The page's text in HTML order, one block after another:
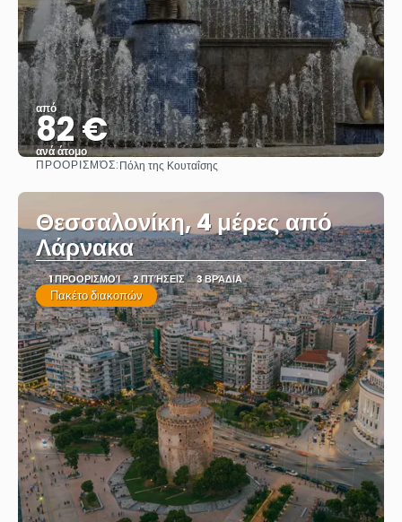
από
82 €
ανά άτομο
Βλέπω
ΠΡΟΟΡΙΣΜΌΣ:Πόλη της Κουταΐσης
Θεσσαλονίκη, 4 μέρες από
Λάρνακα
1 ΠΡΟΟΡΙΣΜΟΊ 2 ΠΤΉΣΕΙΣ 3 ΒΡΆΔΙΑ
Πακέτο διακοπών